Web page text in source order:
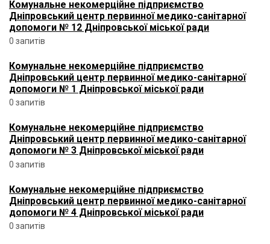
Комунальне некомерційне підприємство
Дніпровський центр первинної медико-санітарної
допомоги № 12 Дніпровської міської ради
0 запитів
Комунальне некомерційне підприємство
Дніпровський центр первинної медико-санітарної
допомоги № 1 Дніпровської міської ради
0 запитів
Комунальне некомерційне підприємство
Дніпровський центр первинної медико-санітарної
допомоги № 3 Дніпровської міської ради
0 запитів
Комунальне некомерційне підприємство
Дніпровський центр первинної медико-санітарної
допомоги № 4 Дніпровської міської ради
0 запитів